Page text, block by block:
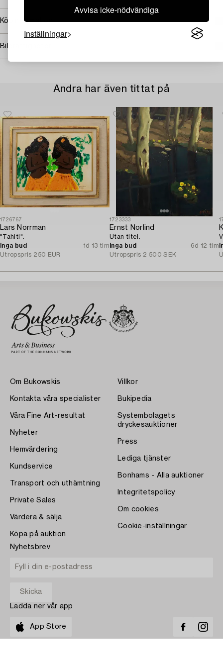
Avvisa icke-nödvändiga
Inställningar
Köpinformation
Bildrättigheter
Andra har även tittat på
1726767
Lars Norrman
"Tahiti".
Inga bud
1d 13 tim
Utropspris 250 EUR
1723333
Ernst Norlind
Utan titel.
Inga bud
6d 12 tim
Utropspris 2 500 SEK
Om Bukowskis
Kontakta våra specialister
Våra Fine Art-resultat
Nyheter
Hemvärdering
Kundservice
Transport och uthämtning
Private Sales
Värdera & sälja
Köpa på auktion
Villkor
Bukipedia
Systembolagets
dryckesauktioner
Press
Lediga tjänster
Bonhams - Alla auktioner
Integritetspolicy
Om cookies
Cookie-inställningar
Nyhetsbrev
Ladda ner vår app
App Store